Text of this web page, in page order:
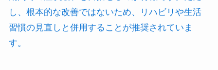
し、根本的な改善ではないため、リハビリや生活
習慣の見直しと併用することが推奨されていま
す。